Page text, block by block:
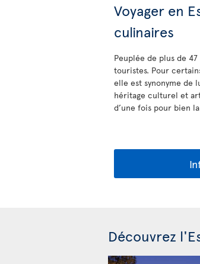
Voyager en
culinaires
Peuplée de plus de
touristes. Pour
elle est synonyme de
héritage culturel et
d’une fois pour bien
Découvrez